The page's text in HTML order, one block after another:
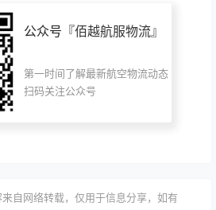
公众号『佰越航服物流』
第一时间了解最新航空物流动态
扫码关注公众号
自网络转载，仅用于信息分享，如有